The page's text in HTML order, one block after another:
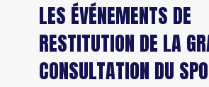
LES ÉVÉNEMENTS DE
RESTITUTION DE LA
CONSULTATION DU